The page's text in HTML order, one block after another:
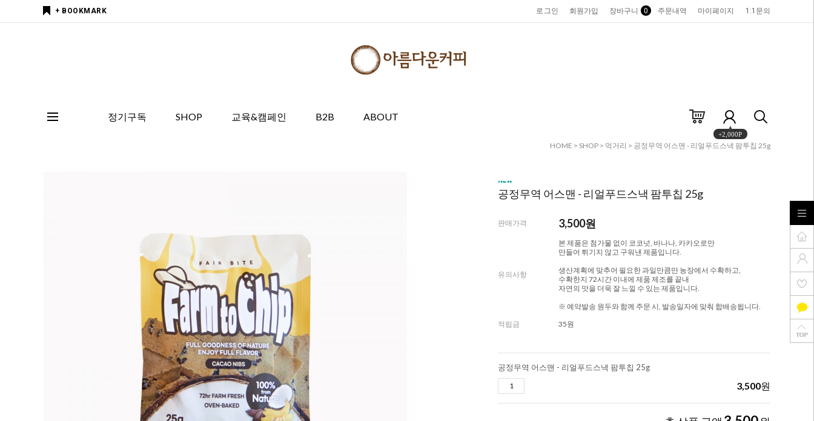
+ BOOKMARK 로그인 회원가입 장바구니 0 주문내역 마이페이지 1:1문의
정기구독 SHOP 교육&캠페인 B2B ABOUT
+2,000P
HOME > SHOP > 먹거리 > 공정무역 어스맨 - 리얼푸드스낵 팜투칩 25g
공정무역 어스맨 - 리얼푸드스낵 팜투칩 25g
판매가격 3,500원
유의사항
본 제품은 첨가물 없이 코코넛, 바나나, 카카오로만
만들어 튀기지 않고 구워낸 제품입니다.
생산계획에 맞추어 필요한 과일만큼만 농장에서 수확하고,
수확한지 72시간 이내에 제품 제조를 끝내
자연의 맛을 더욱 잘 느낄 수 있는 제품입니다.
※ 예약발송 원두와 함께 주문 시, 발송일자에 맞춰 합배송됩니다.
적립금
35원
공정무역 어스맨 - 리얼푸드스낵 팜투칩 25g
3,500원